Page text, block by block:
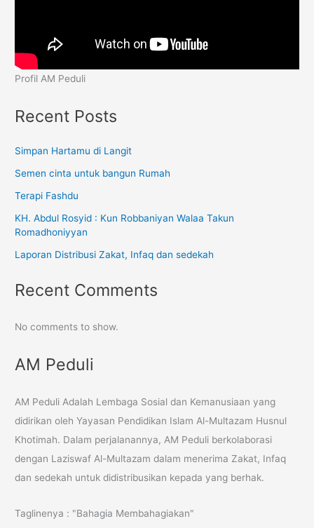
Profil AM Peduli
Recent Posts
Simpan Hartamu di Langit
Semen cinta untuk bangun Rumah
Terapi Fashdu
KH. Abdul Rosyid : Kun Robbaniyan Walaa Takun
Romadhoniyyan
Laporan Distribusi Zakat, Infaq dan sedekah
Recent Comments
No comments to show.
AM Peduli
AM Peduli Adalah Lembaga Sosial dan Kemanusiaan yang
didirikan oleh Yayasan Pendidikan Islam Al-Multazam Husnul
Khotimah. Dalam perjalanannya, AM Peduli berkolaborasi
dengan Laziswaf Al-Multazam dalam menerima Zakat, Infaq
dan sedekah untuk didistribusikan kepada yang berhak.
Taglinenya : "Bahagia Membahagiakan"